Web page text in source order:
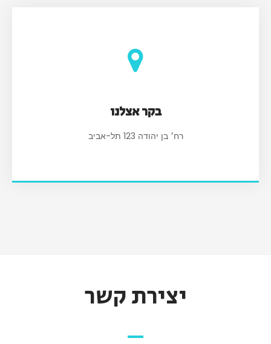
בקר אצלנו
רח׳ בן יהודה 123 תל-אביב
יצירת קשר